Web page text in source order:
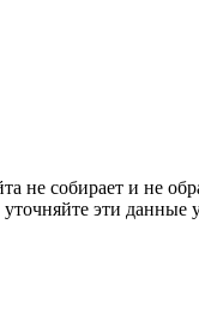
не собирает и не
эти данные